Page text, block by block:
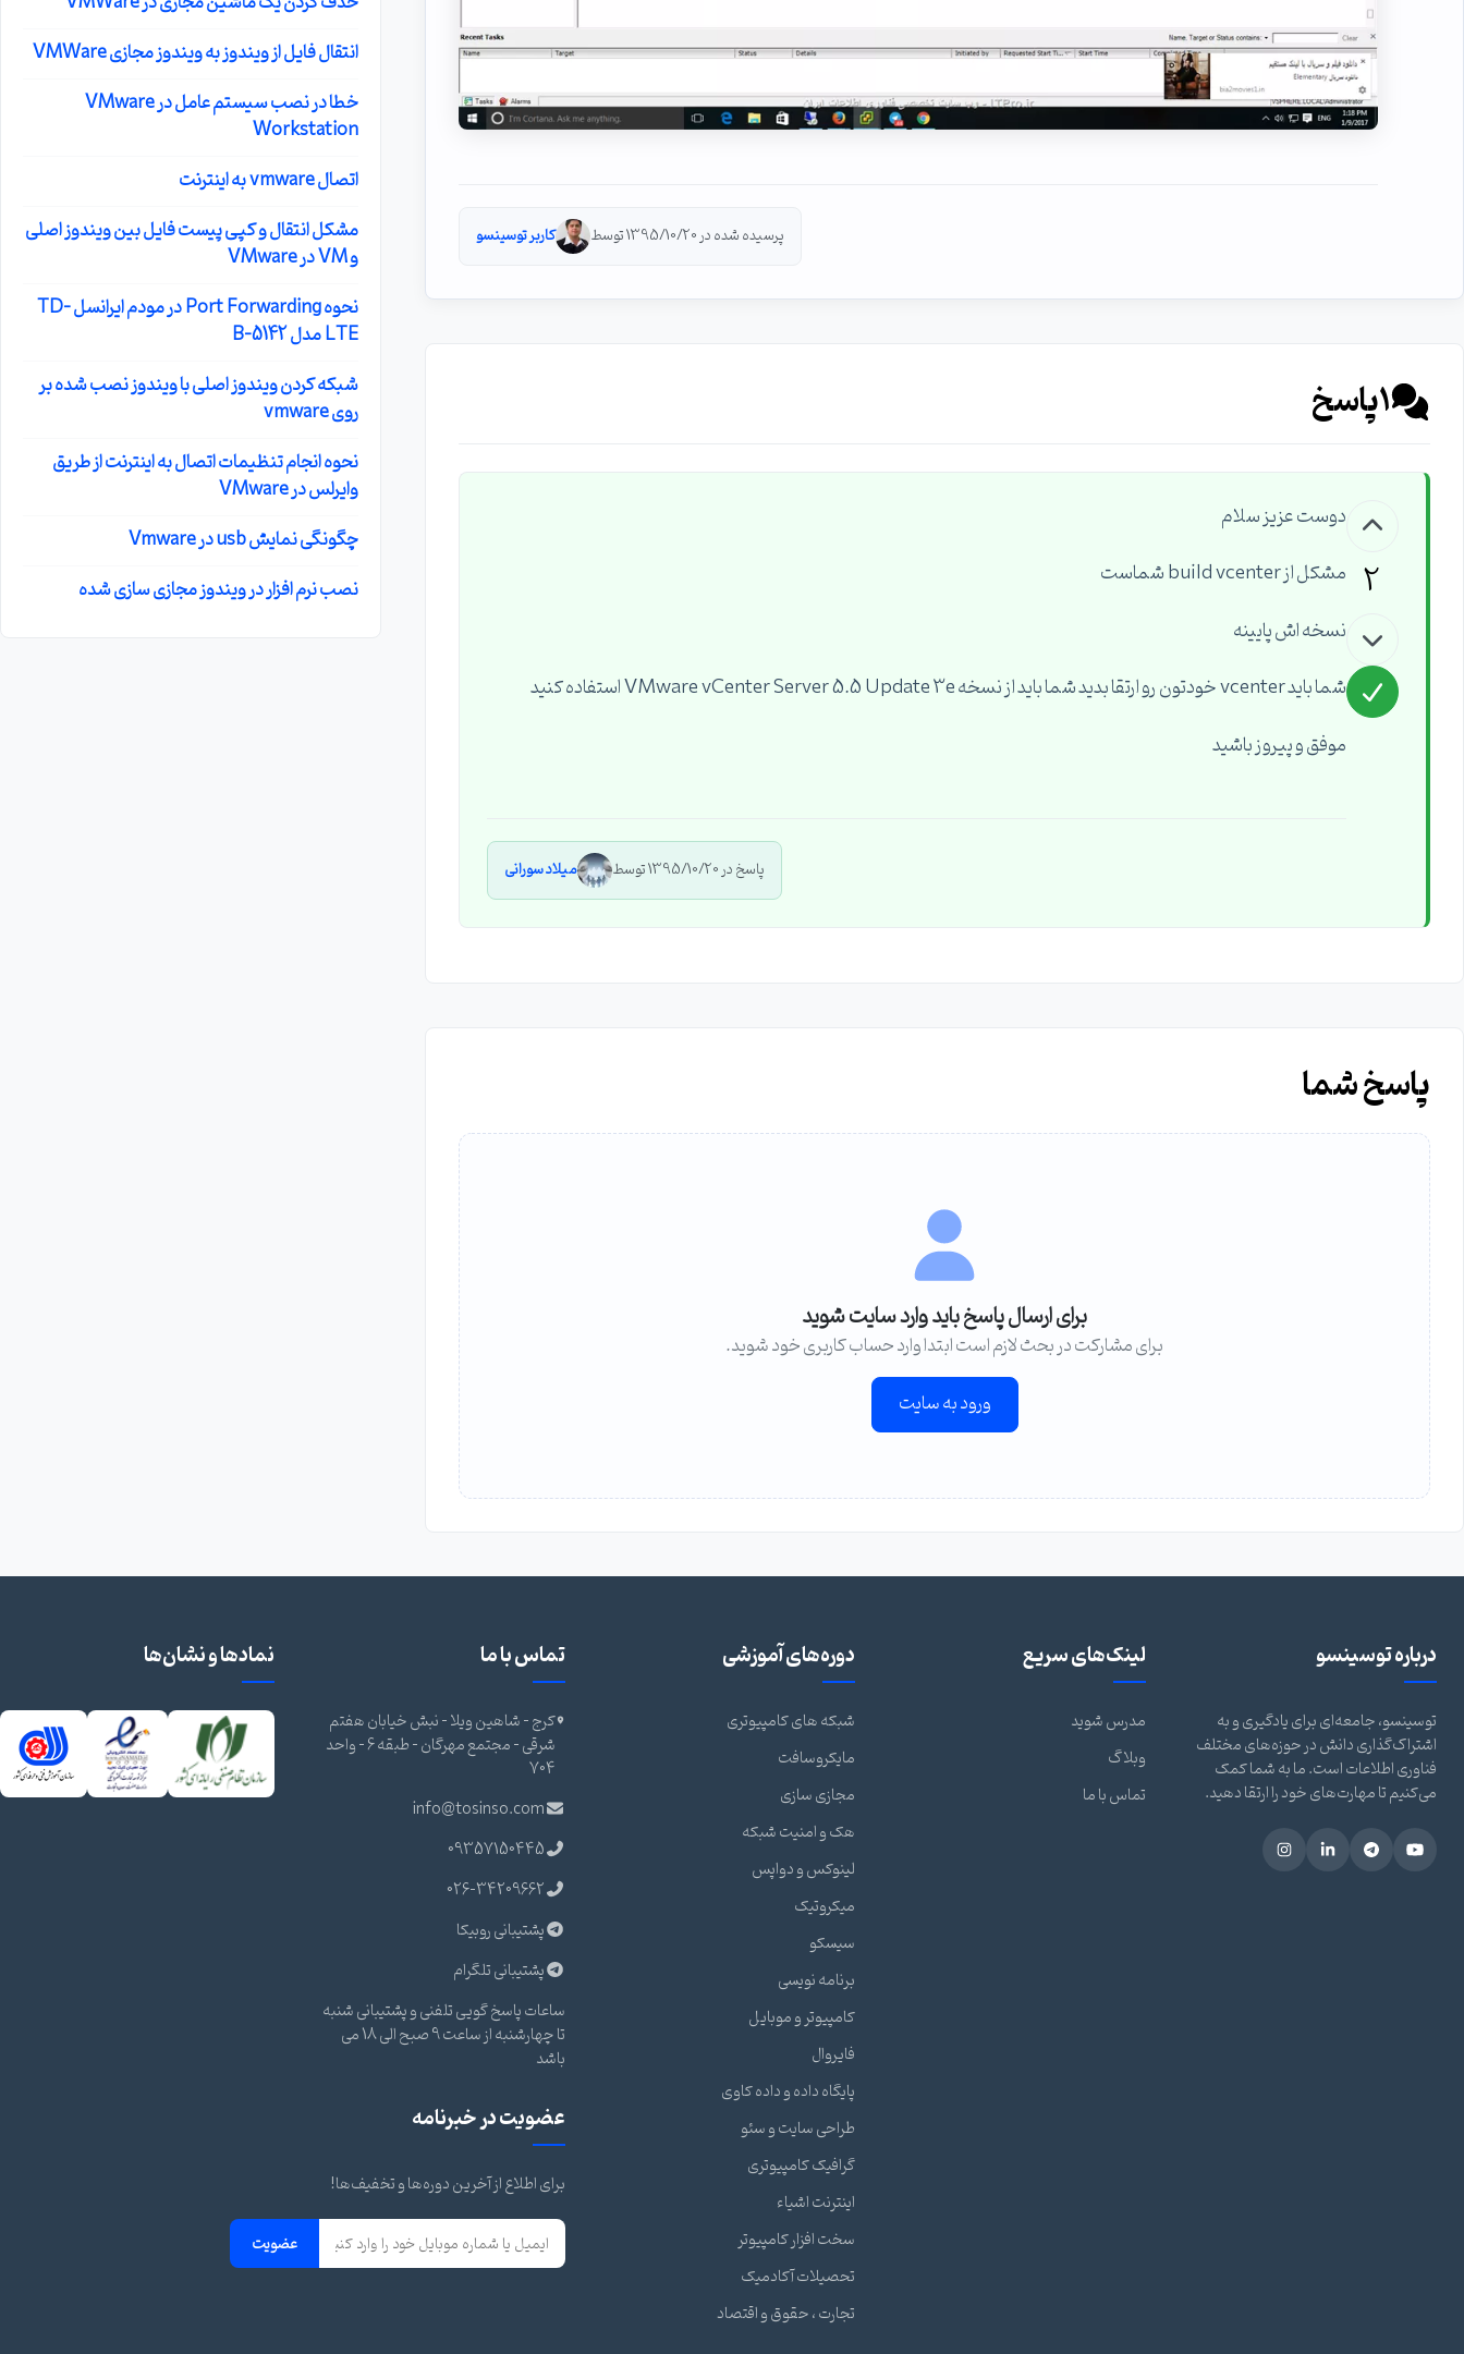
پرسیده شده در 1395/10/20 توسط کاربر توسینسو
1پاسخ
2
دوست عزیز سلام
مشکل از build vcenter شماست
نسخه اش پایینه
شما باید vcenter خودتون رو ارتقا بدید شما باید از نسخه VMware vCenter Server 5.5 Update 3e استفاده کنید
موفق و پیروز باشید
پاسخ در 1395/10/20 توسط میلاد سورانی
پاسخ شما
برای ارسال پاسخ باید وارد سایت شوید
برای مشارکت در بحث لازم است ابتدا وارد حساب کاربری خود شوید.
ورود به سایت
انتقال فایل از ویندوز به ویندوز مجازی VMWare
خطا در نصب سیستم عامل در VMware
Workstation
اتصال vmware به اینترنت
مشکل انتقال و کپی پیست فایل بین ویندوز اصلی
و VM در VMware
نحوه Port Forwarding در مودم ایرانسل TD-
LTE مدل B-5142
شبکه کردن ویندوز اصلی با ویندوز نصب شده بر
روی vmware
نحوه انجام تنظیمات اتصال به اینترنت از طریق
وایرلس در VMware
چگونگی نمایش usb در Vmware
نصب نرم افزار در ویندوز مجازی سازی شده
درباره توسینسو
توسینسو، جامعه‌ای برای یادگیری و به
اشتراک‌گذاری دانش در حوزه‌های مختلف
فناوری اطلاعات است. ما به شما کمک
می‌کنیم تا مهارت‌های خود را ارتقا دهید.
لینک‌های سریع
مدرس شوید
وبلاگ
تماس با ما
دوره‌های آموزشی
شبکه های کامپیوتری
مایکروسافت
مجازی سازی
هک و امنیت شبکه
لینوکس و دواپس
میکروتیک
سیسکو
برنامه نویسی
کامپیوتر و موبایل
فایروال
پایگاه داده و داده کاوی
طراحی سایت و سئو
گرافیک کامپیوتری
اینترنت اشیاء
سخت افزار کامپیوتر
تحصیلات آکادمیک
تجارت ، حقوق و اقتصاد
تماس با ما
کرج - شاهین ویلا - نبش خیابان هفتم
شرقی - مجتمع مهرگان - طبقه 6 - واحد
704
info@tosinso.com
09357150445
026-34209662
پشتیبانی روبیکا
پشتیبانی تلگرام
ساعات پاسخ گویی تلفنی و پشتیبانی شنبه
تا چهارشنبه از ساعت 9 صبح الی 18 می
باشد
عضویت در خبرنامه
برای اطلاع از آخرین دوره‌ها و تخفیف‌ها!
عضویت
نمادها و نشان‌ها